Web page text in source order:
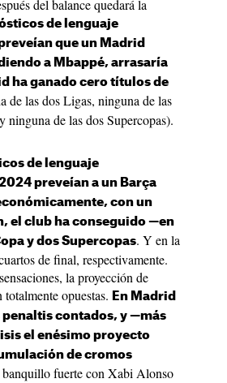
del balance quedará la
de lenguaje
que un Madrid
a Mbappé, arrasaría
ha ganado cero títulos de
de las dos Ligas, ninguna de las
ninguna de las dos Supercopas).
de lenguaje
preveían a un Barça
con un
el club ha conseguido —en
y dos Supercopas. Y en la
de final, respectivamente.
la proyección de
opuestas. En Madrid
penaltis contados, y —más
el enésimo proyecto
de cromos
fuerte con Xabi Alonso